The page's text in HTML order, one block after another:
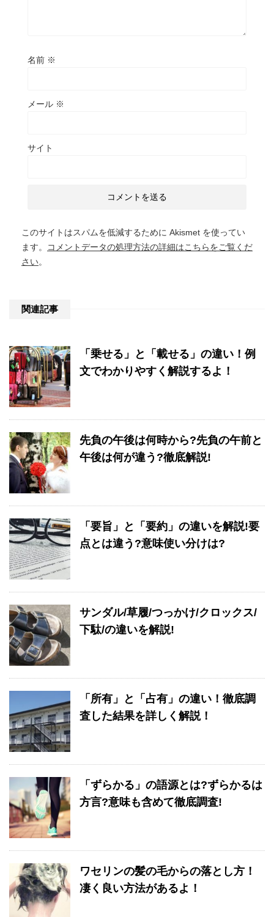
名前 ※
メール ※
サイト
このサイトはスパムを低減するために Akismet を使ってい
ます。
コメントデータの処理方法の詳細はこちらをご覧くだ
さい。
関連記事
「乗せる」と「載せる」の違い！例
文でわかりやすく解説するよ！
先負の午後は何時から?先負の午前と
午後は何が違う?徹底解説!
「要旨」と「要約」の違いを解説!要
点とは違う?意味使い分けは?
サンダル/草履/つっかけ/クロックス/
下駄/の違いを解説!
「所有」と「占有」の違い！徹底調
査した結果を詳しく解説！
「ずらかる」の語源とは?ずらかるは
方言?意味も含めて徹底調査!
ワセリンの髪の毛からの落とし方！
凄く良い方法があるよ！